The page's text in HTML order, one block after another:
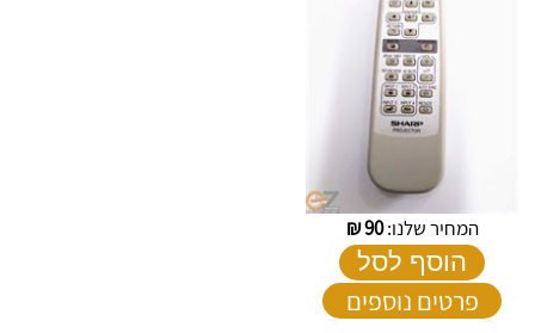
המחיר שלנו:90
₪
הוסף לסל
פרטים נוספים